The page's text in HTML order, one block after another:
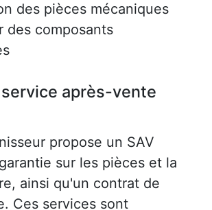
des pièces mécaniques
des composants
après-vente
propose un SAV
sur les pièces et la
ainsi qu'un contrat de
Ces services sont